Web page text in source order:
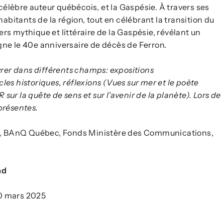
auteur québécois, et la Gaspésie. À travers ses
de la région, tout en célébrant la transition du
mythique et littéraire de la Gaspésie, révélant un
le 40e anniversaire de décès de Ferron.
dans différents champs: expositions
historiques, réflexions (Vues sur mer et le poète
la quête de sens et sur l'avenir de la planète). Lors de
BAnQ Québec, Fonds Ministère des Communications,
mars 2025